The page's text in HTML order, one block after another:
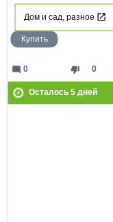
Дом и сад, разное
Купить
thumb_down 0
mode_comment 0
Осталось 5дней